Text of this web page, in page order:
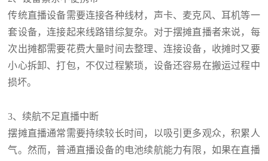
传统直播设备需要连接各种线材，声卡、麦克风、耳机等一
套设备，连接起来线路错综复杂。对于摆摊直播者来说，每
次出摊都需要花费大量时间去整理、连接设备，收摊时又要
小心拆卸、打包，不仅过程繁琐，设备还容易在搬运过程中
损坏。
3、续航不足直播中断
摆摊直播通常需要持续较长时间，以吸引更多观众，积累人
气。然而，普通直播设备的电池续航能力有限，如果在直播